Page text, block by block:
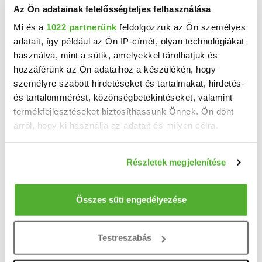
Az Ön adatainak felelősségteljes felhasználása
Mi és a 1022 partnerünk feldolgozzuk az Ön személyes
adatait, így például az Ön IP-címét, olyan technológiákat
használva, mint a sütik, amelyekkel tárolhatjuk és
hozzáférünk az Ön adataihoz a készülékén, hogy
személyre szabott hirdetéseket és tartalmakat, hirdetés-
és tartalommérést, közönségbetekintéseket, valamint
termékfejlesztéseket biztosíthassunk Önnek. Ön dönt
arról, hogy ki használja az adatait és milyen célra.
Információgyűjtés az Ön földrajzi elhelyezkedéséről
pár méteres pontossággal
Az Ön készülékén beazonosítása annak konkrét
módjairól és adja meg preferenciáit a
pontban. Bármikor módosíthatja vagy visszavonhatja a
Részletek megjelenítése
Összes süti engedélyezése
Testreszabás
159.9 M Ft 1 599 000 Ft/m
Alsónémedi - Eladó mezogazdasagi
2.25 ha építés éve: 1980